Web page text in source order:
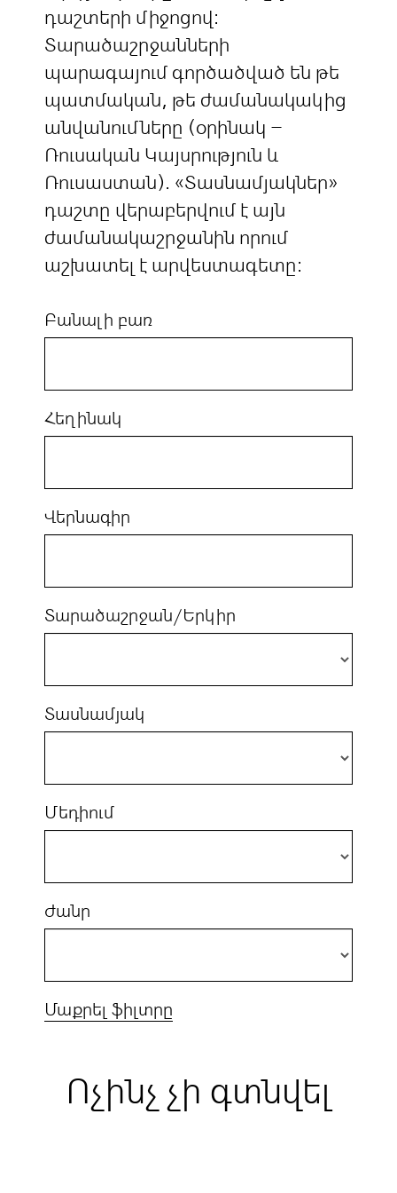
դաշտերի միջոցով:
Տարածաշրջանների
պարագայում գործածված են թե
պատմական, թե ժամանակակից
անվանումները (օրինակ –
Ռուսական Կայսրություն և
Ռուսաստան). «Տասնամյակներ»
դաշտը վերաբերվում է այն
ժամանակաշրջանին որում
աշխատել է արվեստագետը:
Բանալի բառ
Հեղինակ
Վերնագիր
Տարածաշրջան/Երկիր
Տասնամյակ
Մեդիում
Ժանր
Մաքրել ֆիլտրը
Ոչինչ չի գտնվել